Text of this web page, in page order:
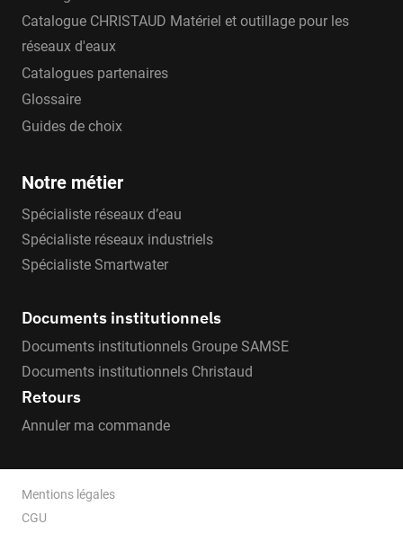
Catalogue CHRISTAUD Matériel et outillage pour les
réseaux d'eaux
Catalogues partenaires
Glossaire
Guides de choix
Notre métier
Spécialiste réseaux d’eau
Spécialiste réseaux industriels
Spécialiste Smartwater
Documents institutionnels
Documents institutionnels Groupe SAMSE
Documents institutionnels Christaud
Retours
Annuler ma commande
Mentions légales
CGU